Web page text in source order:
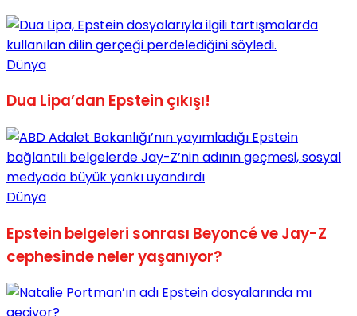
Dünya
Dua Lipa’dan Epstein çıkışı!
Dünya
Epstein belgeleri sonrası Beyoncé ve Jay-Z
cephesinde neler yaşanıyor?